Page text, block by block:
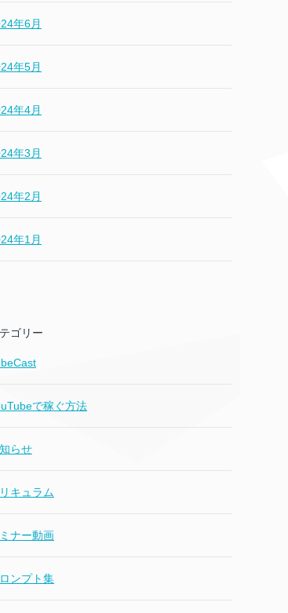
年6月
年5月
年4月
年3月
年2月
年1月
ゴリー
で稼ぐ方法
らせ
キュラム
ナー動画
ンプト集